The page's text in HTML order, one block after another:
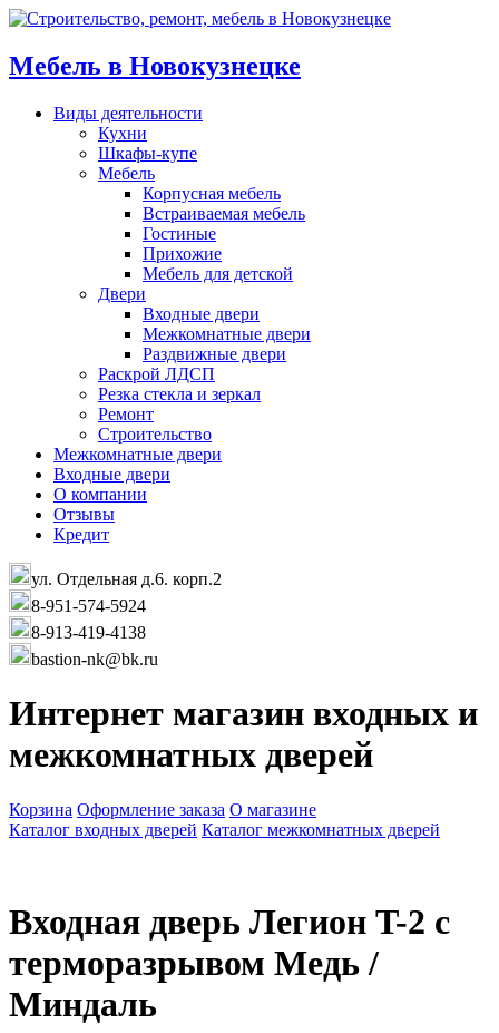
Мебель в Новокузнецке
Виды деятельности
Кухни
Шкафы-купе
Мебель
Корпусная мебель
Встраиваемая мебель
Гостиные
Прихожие
Мебель для детской
Двери
Входные двери
Межкомнатные двери
Раздвижные двери
Раскрой ЛДСП
Резка стекла и зеркал
Ремонт
Строительство
Межкомнатные двери
Входные двери
О компании
Отзывы
Кредит
ул. Отдельная д.6. корп.2
8-951-574-5924
8-913-419-4138
bastion-nk@bk.ru
Интернет магазин входных и
межкомнатных дверей
Корзина Оформление заказа О магазине
Каталог входных дверей Каталог межкомнатных дверей
Входная дверь Легион T-2 с
терморазрывом Медь /
Миндаль